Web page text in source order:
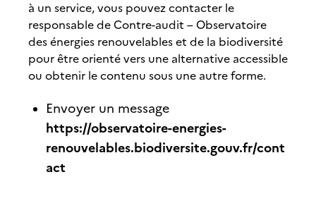
à un service, vous pouvez contacter le
responsable de Contre-audit – Observatoire
des énergies renouvelables et de la biodiversité
pour être orienté vers une alternative accessible
ou obtenir le contenu sous une autre forme.
Envoyer un message
https://observatoire-energies-
renouvelables.biodiversite.gouv.fr/cont
act